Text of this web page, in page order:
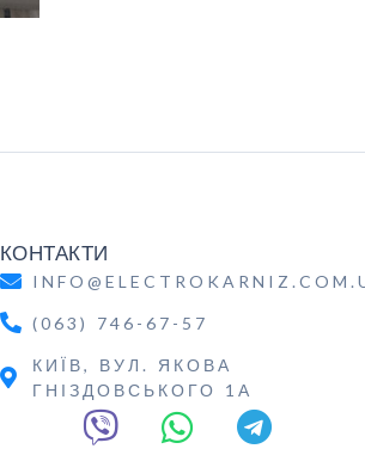
КОНТАКТИ
(063) 746-67-57
КИЇВ, ВУЛ. ЯКОВА
ГНІЗДОВСЬКОГО 1А